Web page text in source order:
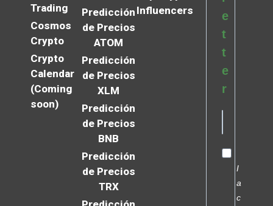
Trading
Cosmos
Crypto
Crypto
Calendar
(Coming
soon)
Predicción
de Precios
ATOM
Predicción
de Precios
XLM
Predicción
de Precios
BNB
Predicción
de Precios
TRX
Influencers
e
t
t
e
r
I
a
c